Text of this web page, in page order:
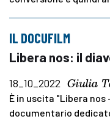
IL DOCUFILM
Libera nos: il
18_10_2022 Giulia
È in uscita "Libera nos
documentario